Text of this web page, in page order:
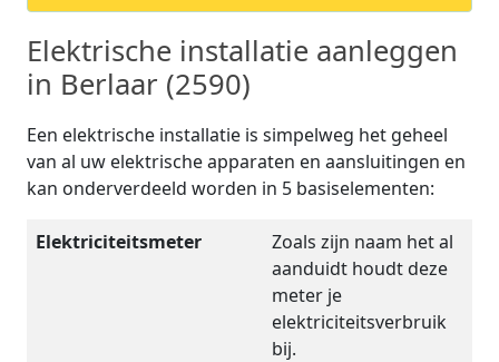
Elektrische installatie aanleggen
in Berlaar (2590)
Een elektrische installatie is simpelweg het geheel
van al uw elektrische apparaten en aansluitingen en
kan onderverdeeld worden in 5 basiselementen:
Elektriciteitsmeter
Zoals zijn naam het al
aanduidt houdt deze
meter je
elektriciteitsverbruik
bij.